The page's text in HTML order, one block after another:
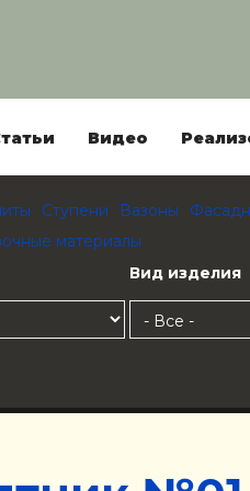
Видео
Ступени Вазоны
материалы
Вид изделия